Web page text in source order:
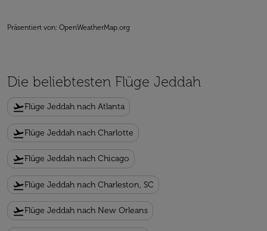
Präsentiert von: OpenWeatherMap.org
Die beliebtesten Flüge Jeddah
flight_takeoffFlüge Jeddah nach Atlanta
flight_takeoffFlüge Jeddah nach Charlotte
flight_takeoffFlüge Jeddah nach Chicago
flight_takeoffFlüge Jeddah nach Charleston, SC
flight_takeoffFlüge Jeddah nach New Orleans